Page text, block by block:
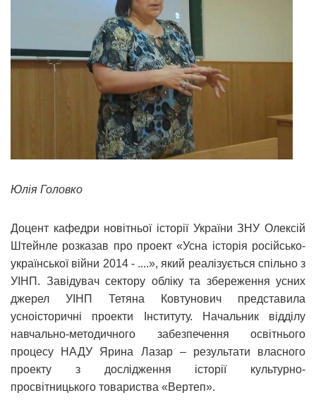
Юлія Головко
Доцент кафедри новітньої історії України ЗНУ Олексій
Штейнле розказав про проект «Усна історія російсько-
української війни 2014 - ....», який реалізується спільно з
УІНП. Завідувач сектору обліку та збереження усних
джерел УІНП Тетяна Ковтунович представила
усноісторичні проекти Інституту. Начальник відділу
навчально-методичного забезпечення освітнього
процесу НАДУ Ярина Лазар – результати власного
проекту з дослідження історії культурно-
просвітницького товариства «Вертеп».